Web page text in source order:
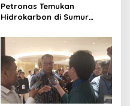
Petronas Temukan
Hidrokarbon di Sumur
Jawa Timur